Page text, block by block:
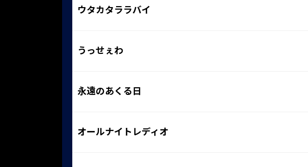
ウタカタララバイ
うっせぇわ
永遠のあくる日
オールナイトレディオ